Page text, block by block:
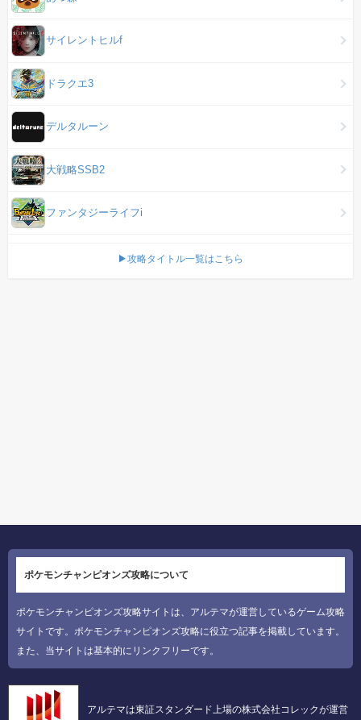
サイレントヒルf
ドラクエ3
デルタルーン
大戦略SSB2
ファンタジーライフi
▶攻略タイトル一覧はこちら
ポケモンチャンピオンズ攻略について
ポケモンチャンピオンズ攻略サイトは、アルテマが運営しているゲーム攻略
サイトです。ポケモンチャンピオンズ攻略に役立つ記事を掲載しています。
また、当サイトは基本的にリンクフリーです。
アルテマは東証スタンダード上場の株式会社コレックが運営